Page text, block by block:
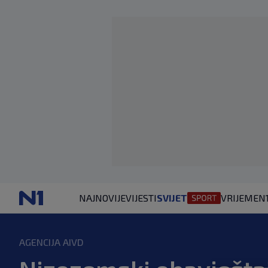
NAJNOVIJEVIJESTISVIJET VRIJEME
AGENCIJA AIVD